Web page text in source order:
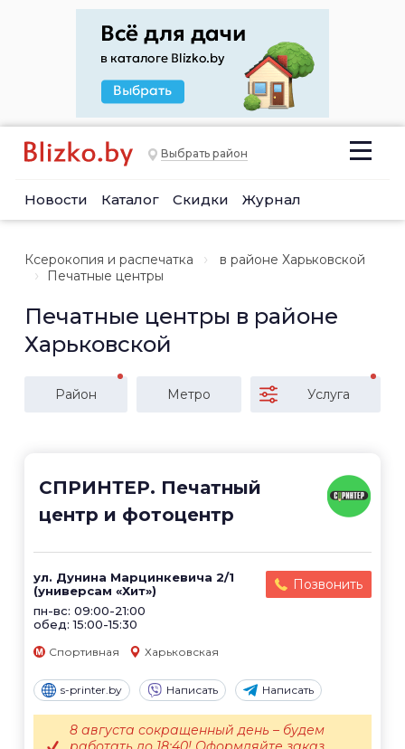
Выбрать район
Новости Каталог Скидки Журнал
Ксерокопия и распечатка
в районе Харьковской
Печатные центры
Печатные центры в районе
Харьковской
Район Метро Услуга
СПРИНТЕР. Печатный
центр и фотоцентр
ул. Дунина Марцинкевича 2/1
(универсам «Хит»)
пн-вс: 09:00-21:00
обед: 15:00-15:30
Позвонить
Спортивная Харьковская
s-printer.by Написать Написать
8 августа сокращенный день – будем